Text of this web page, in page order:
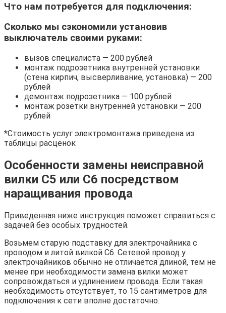
Что нам потребуется для подключения:
Сколько мы сэкономили установив
выключатель своими руками:
вызов специалиста — 200 рублей
монтаж подрозетника внутренней установки
(стена кирпич, высверливание, установка) — 200
рублей
демонтаж подрозетника — 100 рублей
монтаж розетки внутренней установки — 200
рублей
*Стоимость услуг электромонтажа приведена из
таблицы расценок
Особенности замены неисправной
вилки С5 или С6 посредством
наращивания провода
Приведенная ниже инструкция поможет справиться с
задачей без особых трудностей.
Возьмем старую подставку для электрочайника с
проводом и литой вилкой С6. Сетевой провод у
электрочайников обычно не отличается длиной, тем не
менее при необходимости замена вилки может
сопровождаться и удлинением провода. Если такая
необходимость отсутствует, то 15 сантиметров для
подключения к сети вполне достаточно.